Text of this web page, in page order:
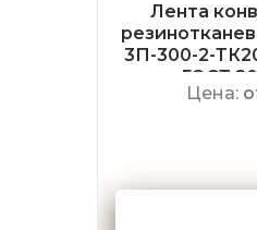
Лента
3П-300-2-
ГОСТ
Цена: